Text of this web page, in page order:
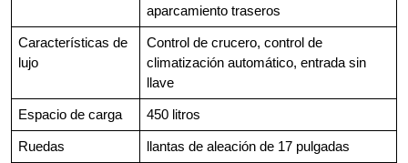
aparcamiento traseros
Características de
lujo
Control de crucero, control de
climatización automático, entrada sin
llave
Espacio de carga 450 litros
Ruedas llantas de aleación de 17 pulgadas